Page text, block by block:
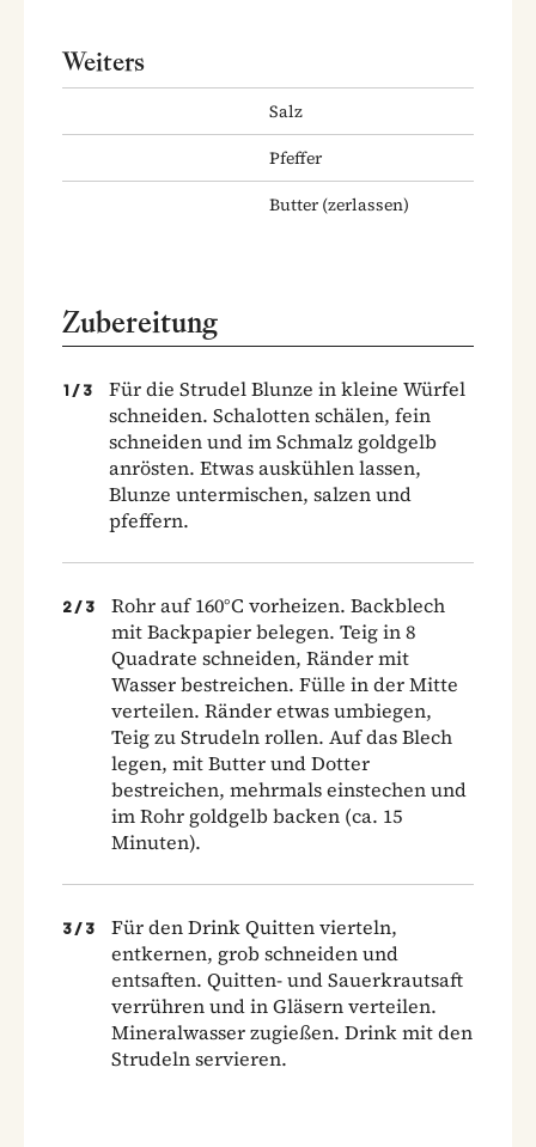
Weiters
Salz
Pfeffer
Butter (zerlassen)
Zubereitung
1 / 3
Für die Strudel Blunze in kleine Würfel
schneiden. Schalotten schälen, fein
schneiden und im Schmalz goldgelb
anrösten. Etwas auskühlen lassen,
Blunze untermischen, salzen und
pfeffern.
2 / 3
Rohr auf 160°C vorheizen. Backblech
mit Backpapier belegen. Teig in 8
Quadrate schneiden, Ränder mit
Wasser bestreichen. Fülle in der Mitte
verteilen. Ränder etwas umbiegen,
Teig zu Strudeln rollen. Auf das Blech
legen, mit Butter und Dotter
bestreichen, mehrmals einstechen und
im Rohr goldgelb backen (ca. 15
Minuten).
3 / 3
Für den Drink Quitten vierteln,
entkernen, grob schneiden und
entsaften. Quitten- und Sauerkrautsaft
verrühren und in Gläsern verteilen.
Mineralwasser zugießen. Drink mit den
Strudeln servieren.